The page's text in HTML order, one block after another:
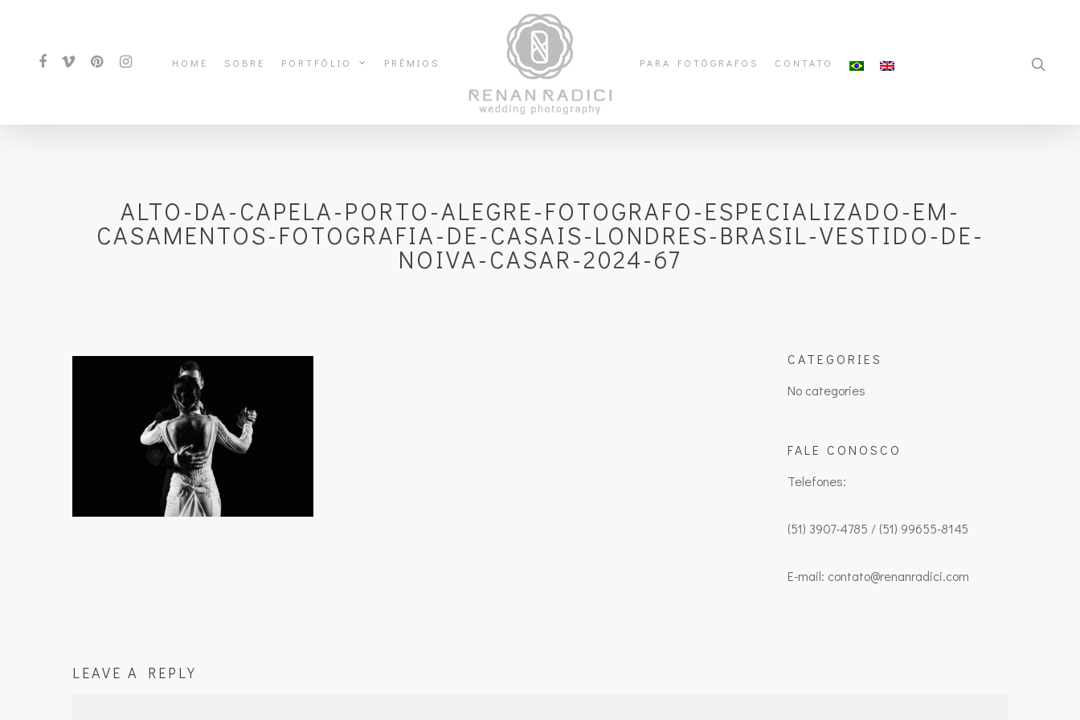
HOME SOBRE PORTFÓLIO PRÊMIOS PARA FOTÓGRAFOS CONTATO
ALTO-DA-CAPELA-PORTO-ALEGRE-FOTOGRAFO-ESPECIALIZADO-EM-
CASAMENTOS-FOTOGRAFIA-DE-CASAIS-LONDRES-BRASIL-VESTIDO-DE-
NOIVA-CASAR-2024-67
CATEGORIES
No categories
FALE CONOSCO
Telefones:
(51) 3907-4785 / (51) 99655-8145
E-mail: contato@renanradici.com
LEAVE A REPLY